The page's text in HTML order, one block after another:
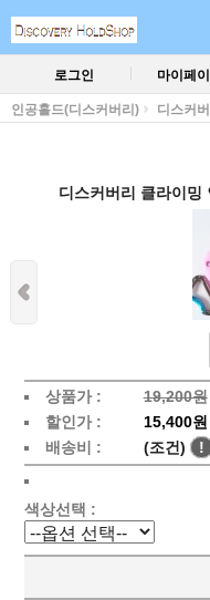
로그인 마이페
인공홀드(디스커버리) 디스커
디스커버리 클라이밍
상품가 :
19,200원
할인가 :
15,400원
배송비 :
(조건) !
색상선택 :